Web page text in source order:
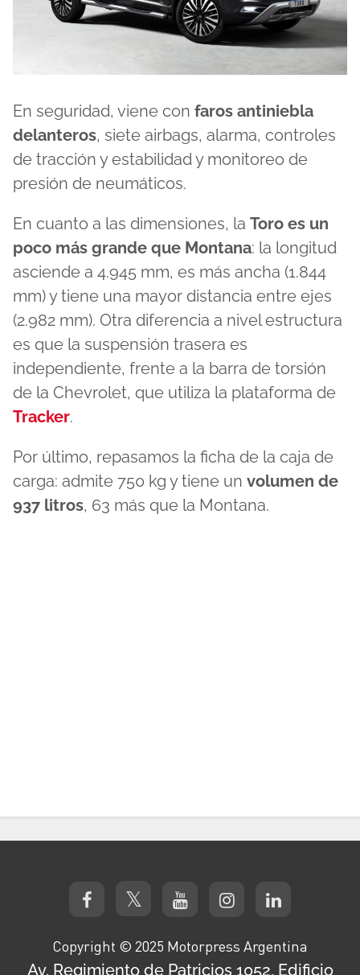
En seguridad, viene con faros antiniebla
delanteros, siete airbags, alarma, controles
de tracción y estabilidad y monitoreo de
presión de neumáticos.
En cuanto a las dimensiones, la Toro es un
poco más grande que Montana: la longitud
asciende a 4.945 mm, es más ancha (1.844
mm) y tiene una mayor distancia entre ejes
(2.982 mm). Otra diferencia a nivel estructura
es que la suspensión trasera es
independiente, frente a la barra de torsión
de la Chevrolet, que utiliza la plataforma de
Tracker.
Por último, repasamos la ficha de la caja de
carga: admite 750 kg y tiene un volumen de
937 litros, 63 más que la Montana.
Copyright © 2025 Motorpress Argentina
Av. Regimiento de Patricios 1052, Edificio